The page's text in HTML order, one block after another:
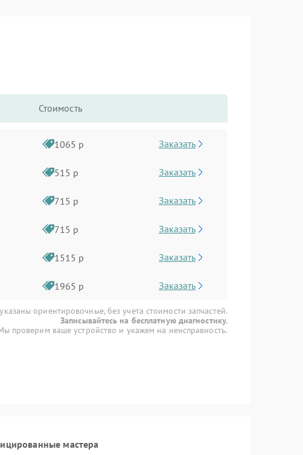
Стоимость
1065 р Заказать
515 р Заказать
715 р Заказать
715 р Заказать
1515 р Заказать
1965 р Заказать
ориентировочные, без учета стоимости запчастей.
Записывайтесь на бесплатную диагностику.
проверим ваше устройство и укажем на неисправность.
мастера